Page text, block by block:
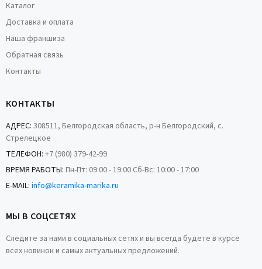
Каталог
Доставка и оплата
Наша франшиза
Обратная связь
Контакты
КОНТАКТЫ
АДРЕС: 308511, Белгородская область, р-н Белгородский, с.
Стрелецкое
ТЕЛЕФОН: +7 (980) 379-42-99
ВРЕМЯ РАБОТЫ: Пн-Пт: 09:00 - 19:00 Сб-Вс: 10:00 - 17:00
E-MAIL: info@keramika-marika.ru
МЫ В СОЦСЕТЯХ
Следите за нами в социальных сетях и вы всегда будете в курсе
всех новинок и самых актуальных предложений.